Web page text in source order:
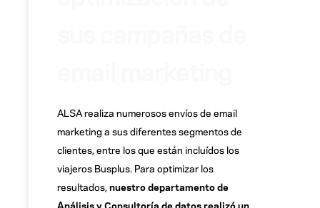
ALSA realiza numerosos envíos de email
marketing a sus diferentes segmentos de
clientes, entre los que están incluídos los
viajeros Busplus. Para optimizar los
resultados,nuestro departamento de
Análisis y Consultoría de datos realizó un